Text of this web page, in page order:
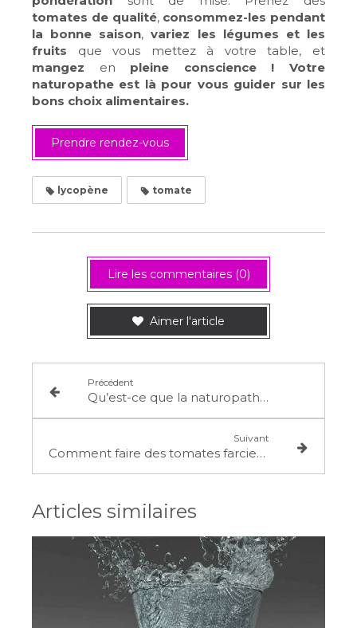
tomates de qualité, consommez-les pendant
la bonne saison,variez les légumes et les
fruits que vous mettez à votre table, et
mangez en pleine conscience ! Votre
naturopathe est là pour vous guider sur les
bons choix alimentaires.
Prendre rendez-vous
lycopène tomate
Lire les commentaires (0)
Aimer l'article
Précédent
Qu’est-ce que la naturopathie apporte quand on a des douleurs articulaires, ou une fibromyalgie ?
Suivant
Comment faire des tomates farcies ?
Articles similaires